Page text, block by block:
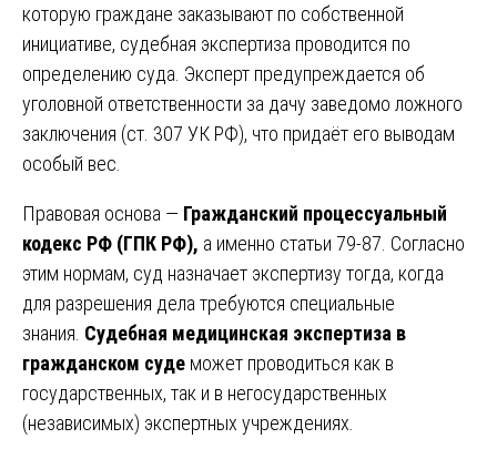
которую граждане заказывают по собственной
инициативе, судебная экспертиза проводится по
определению суда. Эксперт предупреждается об
уголовной ответственности за дачу заведомо ложного
заключения (ст. 307 УК РФ), что придаёт его выводам
особый вес.
Правовая основа — Гражданский процессуальный
кодекс РФ (ГПК РФ), а именно статьи 79-87. Согласно
этим нормам, суд назначает экспертизу тогда, когда
для разрешения дела требуются специальные
знания. Судебная медицинская экспертиза в
гражданском суде может проводиться как в
государственных, так и в негосударственных
(независимых) экспертных учреждениях.